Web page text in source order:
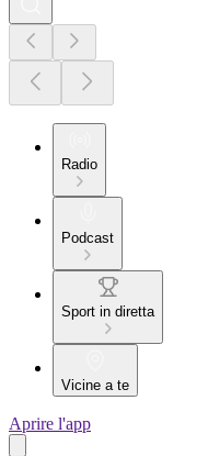
Radio
Podcast
Sport in diretta
Vicine a te
Aprire l'app